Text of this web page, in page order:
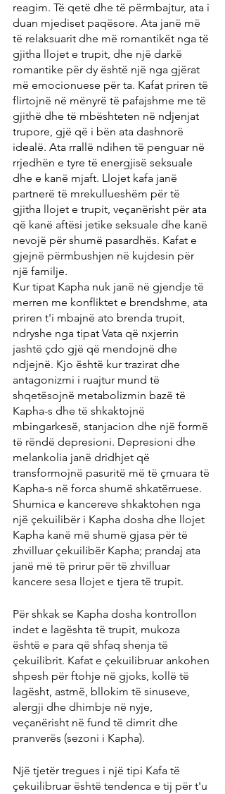
reagim. Të qetë dhe të përmbajtur, ata i
duan mjediset paqësore. Ata janë më
të relaksuarit dhe më romantikët nga të
gjitha llojet e trupit, dhe një darkë
romantike për dy është një nga gjërat
më emocionuese për ta. Kafat priren të
flirtojnë në mënyrë të pafajshme me të
gjithë dhe të mbështeten në ndjenjat
trupore, gjë që i bën ata dashnorë
idealë. Ata rrallë ndihen të penguar në
rrjedhën e tyre të energjisë seksuale
dhe e kanë mjaft. Llojet kafa janë
partnerë të mrekullueshëm për të
gjitha llojet e trupit, veçanërisht për ata
që kanë aftësi jetike seksuale dhe kanë
nevojë për shumë pasardhës. Kafat e
gjejnë përmbushjen në kujdesin për
një familje.
Kur tipat Kapha nuk janë në gjendje të
merren me konfliktet e brendshme, ata
priren t'i mbajnë ato brenda trupit,
ndryshe nga tipat Vata që nxjerrin
jashtë çdo gjë që mendojnë dhe
ndjejnë. Kjo është kur trazirat dhe
antagonizmi i ruajtur mund të
shqetësojnë metabolizmin bazë të
Kapha-s dhe të shkaktojnë
mbingarkesë, stanjacion dhe një formë
të rëndë depresioni. Depresioni dhe
melankolia janë dridhjet që
transformojnë pasuritë më të çmuara të
Kapha-s në forca shumë shkatërruese.
Shumica e kancereve shkaktohen nga
një çekuilibër i Kapha dosha dhe llojet
Kapha kanë më shumë gjasa për të
zhvilluar çekuilibër Kapha; prandaj ata
janë më të prirur për të zhvilluar
kancere sesa llojet e tjera të trupit.
Për shkak se Kapha dosha kontrollon
indet e lagështa të trupit, mukoza
është e para që shfaq shenja të
çekuilibrit. Kafat e çekuilibruar ankohen
shpesh për ftohje në gjoks, kollë të
lagësht, astmë, bllokim të sinuseve,
alergji dhe dhimbje në nyje,
veçanërisht në fund të dimrit dhe
pranverës (sezoni i Kapha).
Një tjetër tregues i një tipi Kafa të
çekuilibruar është tendenca e tij për t'u